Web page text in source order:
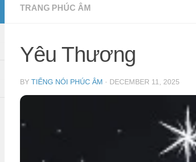
TRANG PHÚC ÂM
Yêu Thương
BY TIẾNG NÓI PHÚC ÂM · DECEMBER 11, 2025